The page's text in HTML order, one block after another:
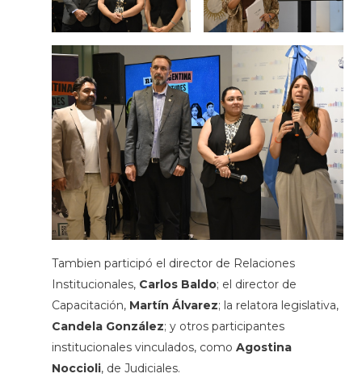
Tambien participó el director de Relaciones
Institucionales, Carlos Baldo; el director de
Capacitación, Martín Álvarez; la relatora legislativa,
Candela González; y otros participantes
institucionales vinculados, como Agostina
Noccioli, de Judiciales.